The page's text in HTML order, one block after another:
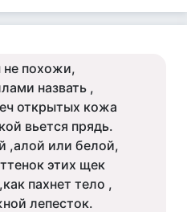
не похожи,
назвать ,
открытых кожа
вьется прядь.
,алой или белой,
этих щек
пахнет тело ,
лепесток.